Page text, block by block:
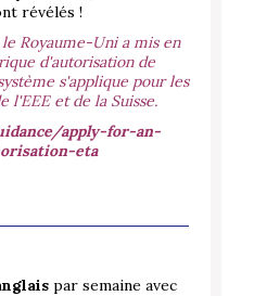
révélés !
Royaume-Uni a mis en
d'autorisation de
s'applique pour les
l'EEE et de la Suisse.
apply-for-an-
eta
par semaine avec